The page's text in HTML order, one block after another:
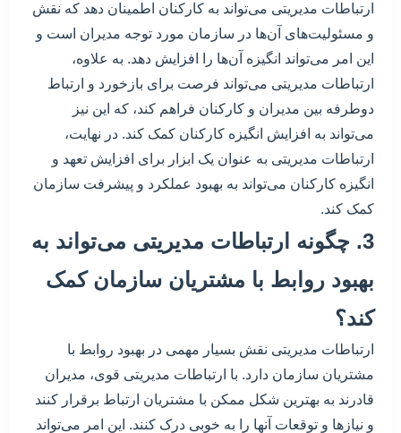
ارتباطات مدیریتی می‌تواند به کارکنان اطمینان دهد که نقش
و مسئولیت‌های آن‌ها در سازمان مورد توجه مدیران است و
این امر می‌تواند انگیزه آن‌ها را افزایش دهد. به علاوه،
ارتباطات مدیریتی می‌تواند فرصت برای بازخورد و ارتباط
دوطرفه بین مدیران و کارکنان فراهم کند، که این نیز
می‌تواند به افزایش انگیزه کارکنان کمک کند. در نهایت،
ارتباطات مدیریتی به عنوان یک ابزار برای افزایش تعهد و
انگیزه کارکنان می‌تواند به بهبود عملکرد و پیشرفت سازمان
کمک کند.
3. چگونه ارتباطات مدیریتی می‌تواند به
بهبود روابط با مشتریان سازمان کمک
کند؟
ارتباطات مدیریتی نقش بسیار مهمی در بهبود روابط با
مشتریان سازمان دارد. با ارتباطات مدیریتی قوی، مدیران
قادرند به بهترین شکل ممکن با مشتریان ارتباط برقرار کنند
و نیازها و توقعات آنها را به خوبی درک کنند. این امر می‌تواند